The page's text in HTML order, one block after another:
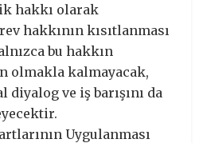
hakkı olarak
hakkının kısıtlanması
bu hakkın
olmakla kalmayacak,
diyalog ve iş barışını da
Uygulanması